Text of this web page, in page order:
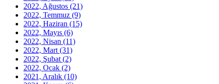
2022, Ağustos (21)
2022, Temmuz (9)
2022, Haziran (15)
2022, Mayıs (6)
2022, Nisan (11)
2022, Mart (31)
2022, Şubat (2)
2022, Ocak (2)
2021, Aralık (10)